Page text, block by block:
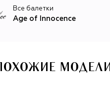
Все балетки
Age of Innocence
ПОХОЖИЕ МОДЕЛИ